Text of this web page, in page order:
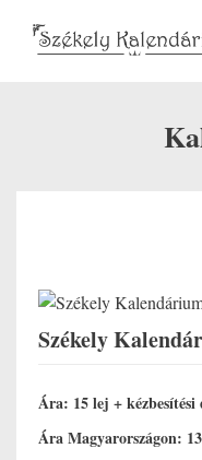
Székely
Ára: 15 lej + kézbesítési
Ára Magyarországon: